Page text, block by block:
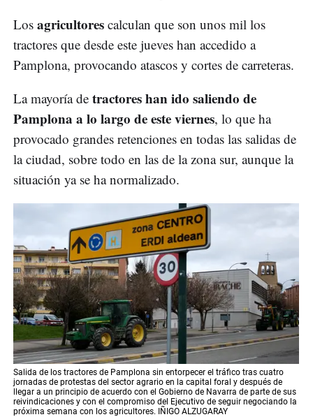
Los agricultores calculan que son unos mil los
tractores que desde este jueves han accedido a
Pamplona, provocando atascos y cortes de carreteras.
La mayoría de tractores han ido saliendo de
Pamplona a lo largo de este viernes, lo que ha
provocado grandes retenciones en todas las salidas de
la ciudad, sobre todo en las de la zona sur, aunque la
situación ya se ha normalizado.
Salida de los tractores de Pamplona sin entorpecer el tráfico tras cuatro
jornadas de protestas del sector agrario en la capital foral y después de
llegar a un principio de acuerdo con el Gobierno de Navarra de parte de sus
reivindicaciones y con el compromiso del Ejecutivo de seguir negociando la
próxima semana con los agricultores. IÑIGO ALZUGARAY